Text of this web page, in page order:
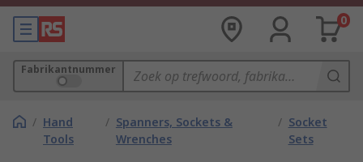
0
Fabrikantnummer
/ Hand
Tools
/ Spanners, Sockets &
Wrenches
/ Socket
Sets